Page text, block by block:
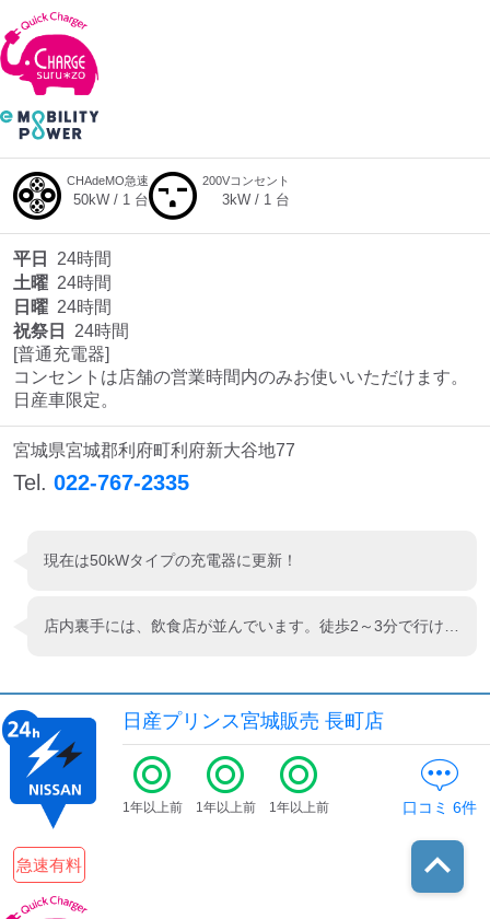
CHAdeMO急速
50kW / 1 台
200Vコンセント
3kW / 1 台
平日
24時間
土曜 24時間
日曜 24時間
祝祭日
24時間
[普通充電器]
コンセントは店舗の営業時間内のみお使いいただけます。
日産車限定。
宮城県宮城郡利府町利府新大谷地77
Tel. 022-767-2335
現在は50kWタイプの充電器に更新！
店内裏手には、飲食店が並んでいます。徒歩2～3分で行けますから、充電待ちに利用しています。 競争率は多め
日産プリンス宮城販売 長町店
急速有料
1年以上前 1年以上前 1年以上前 口コミ 6件